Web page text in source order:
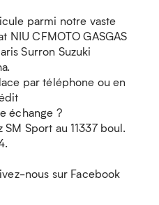
parmi notre vaste
NIU CFMOTO GASGAS
Surron Suzuki
par téléphone ou en
échange ?
Sport au 11337 boul.
nous sur Facebook